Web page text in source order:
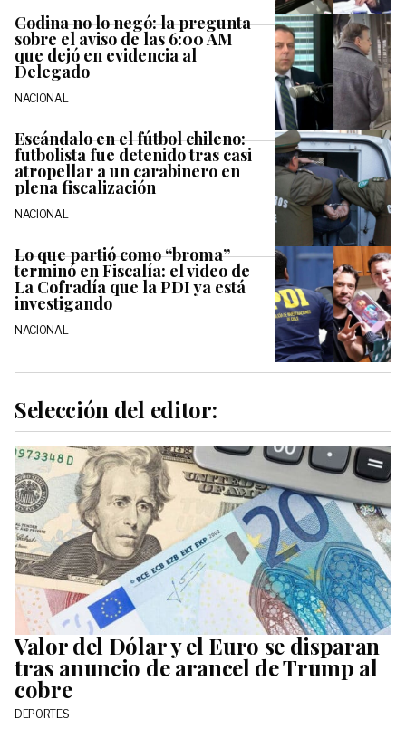
Codina no lo negó: la pregunta
sobre el aviso de las 6:00 AM
que dejó en evidencia al
Delegado
NACIONAL
Escándalo en el fútbol chileno:
futbolista fue detenido tras casi
atropellar a un carabinero en
plena fiscalización
NACIONAL
Lo que partió como “broma”
terminó en Fiscalía: el video de
La Cofradía que la PDI ya está
investigando
NACIONAL
Selección del editor:
Valor del Dólar y el Euro se disparan
tras anuncio de arancel de Trump al
cobre
DEPORTES